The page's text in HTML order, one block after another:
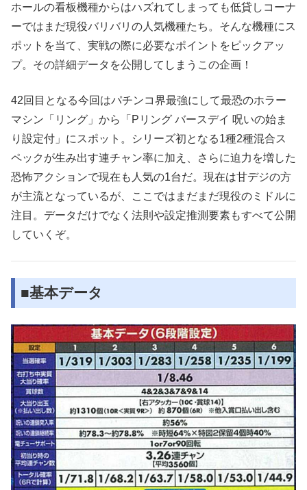
ホールの看板機種からはハズれてしまっても低貸しコーナ
ーではまだ現役バリバリの人気機種たち。そんな機種にス
ポットを当て、実戦の際に必要なポイントをピックアッ
プ。その詳細データを公開してしまうこの企画！
42回目となる今回はパチンコ界最強にして最恐のホラー
マシン「リング」から「Pリング バースデイ 呪いの始ま
り設定付」にスポット。シリーズ初となる1種2種混合ス
ペックが生み出す連チャン率に加え、さらに迫力を増した
恐怖アクションで現在も人気の1台だ。現在は甘デジの方
が主流となっているが、ここではまだまだ現役のミドルに
注目。データだけでなく法則や設定推測要素もすべて公開
していくぞ。
■基本データ